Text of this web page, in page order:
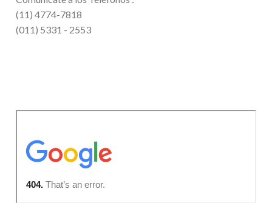
(11) 4774-7818
(011) 5331 - 2553